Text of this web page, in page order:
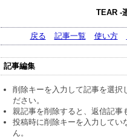
TEAR -
戻る 記事一覧 使い方
記事編集
削除キーを入力して記事を選択
ださい。
親記事を削除すると、返信記事
投稿時に削除キーを入力してい
ん。